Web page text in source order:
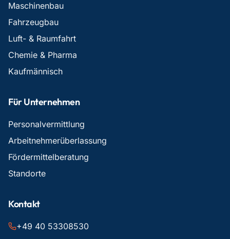
Maschinenbau
Fahrzeugbau
Luft- & Raumfahrt
Chemie & Pharma
Kaufmännisch
Für Unternehmen
Personalvermittlung
Arbeitnehmerüberlassung
Fördermittelberatung
Standorte
Kontakt
+49 40 53308530